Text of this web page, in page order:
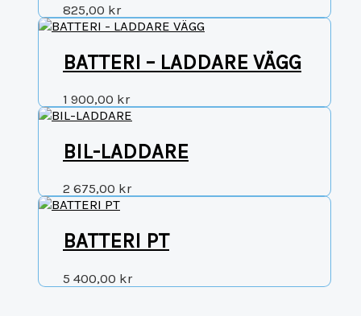
825,00 kr
BATTERI – LADDARE VÄGG
1 900,00 kr
BIL-LADDARE
2 675,00 kr
BATTERI PT
5 400,00 kr